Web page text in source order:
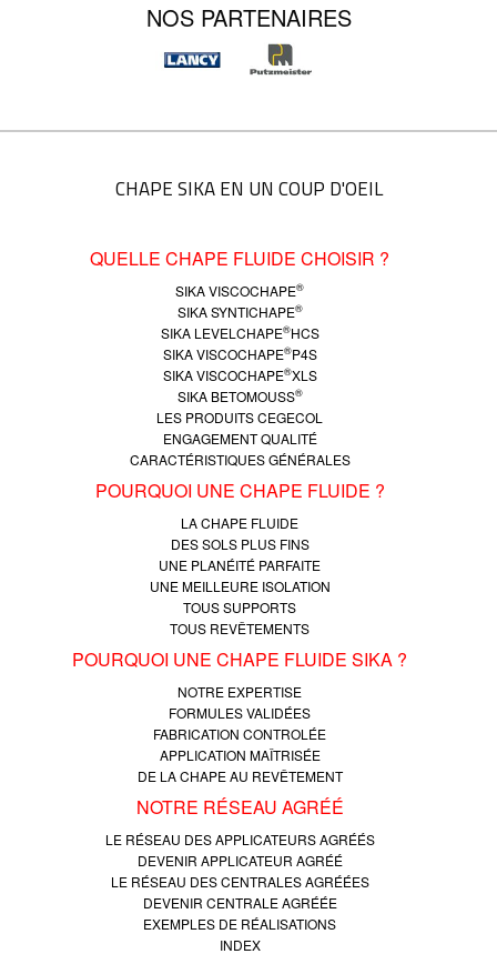
NOS PARTENAIRES
CHAPE SIKA EN UN COUP D'OEIL
QUELLE CHAPE FLUIDE CHOISIR ?
SIKA VISCOCHAPE®
SIKA SYNTICHAPE®
SIKA LEVELCHAPE®HCS
SIKA VISCOCHAPE®P4S
SIKA VISCOCHAPE®XLS
SIKA BETOMOUSS®
LES PRODUITS CEGECOL
ENGAGEMENT QUALITÉ
CARACTÉRISTIQUES GÉNÉRALES
POURQUOI UNE CHAPE FLUIDE ?
LA CHAPE FLUIDE
DES SOLS PLUS FINS
UNE PLANÉITÉ PARFAITE
UNE MEILLEURE ISOLATION
TOUS SUPPORTS
TOUS REVÊTEMENTS
POURQUOI UNE CHAPE FLUIDE SIKA ?
NOTRE EXPERTISE
FORMULES VALIDÉES
FABRICATION CONTROLÉE
APPLICATION MAÎTRISÉE
DE LA CHAPE AU REVÊTEMENT
NOTRE RÉSEAU AGRÉÉ
LE RÉSEAU DES APPLICATEURS AGRÉÉS
DEVENIR APPLICATEUR AGRÉÉ
LE RÉSEAU DES CENTRALES AGRÉÉES
DEVENIR CENTRALE AGRÉÉE
EXEMPLES DE RÉALISATIONS
INDEX